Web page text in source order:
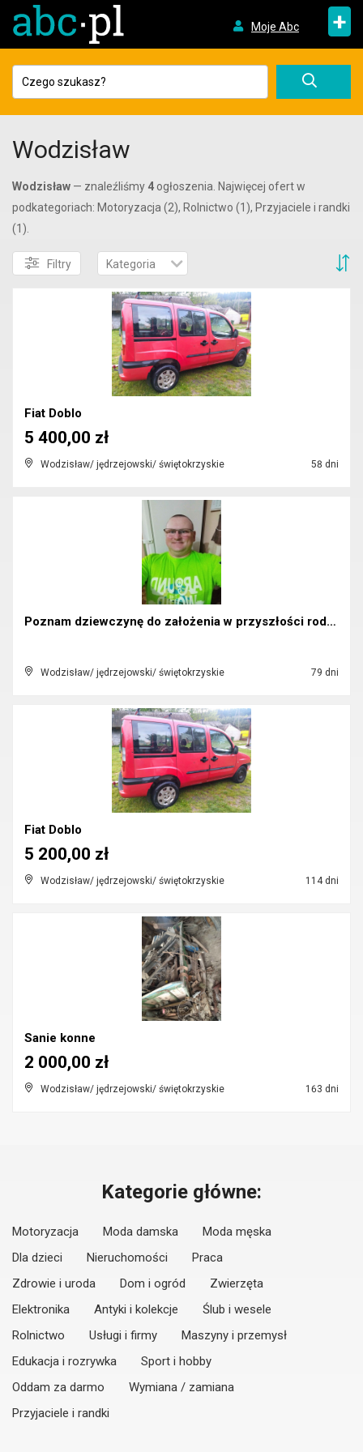
Moje Abc +
Wodzisław
Wodzisław — znaleźliśmy 4 ogłoszenia. Najwięcej ofert w
podkategoriach: Motoryzacja (2), Rolnictwo (1), Przyjaciele i randki
(1).
Filtry Kategoria
Fiat Doblo
Wodzisław/ jędrzejowski/ świętokrzyskie 58 dni
5 400,00 zł
Poznam dziewczynę do założenia w przyszłości rodzi...
Wodzisław/ jędrzejowski/ świętokrzyskie 79 dni
Fiat Doblo
Wodzisław/ jędrzejowski/ świętokrzyskie 114 dni
5 200,00 zł
Sanie konne
Wodzisław/ jędrzejowski/ świętokrzyskie 163 dni
2 000,00 zł
Kategorie główne:
Motoryzacja Moda damska
Moda męska
Dla dzieci
Nieruchomości
Praca
Zdrowie i uroda
Dom i ogród
Zwierzęta
Elektronika
Antyki i kolekcje
Ślub i wesele
Rolnictwo
Usługi i firmy
Maszyny i przemysł
Edukacja i rozrywka
Sport i hobby
Oddam za darmo
Wymiana / zamiana
Przyjaciele i randki